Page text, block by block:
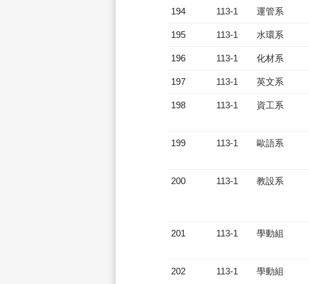
194 113-1 運管系
195 113-1 水環系
196 113-1 化材系
197 113-1 英文系
198 113-1 資工系
199 113-1 歐語系
200 113-1 教設系
201 113-1 學動組
202 113-1 學動組